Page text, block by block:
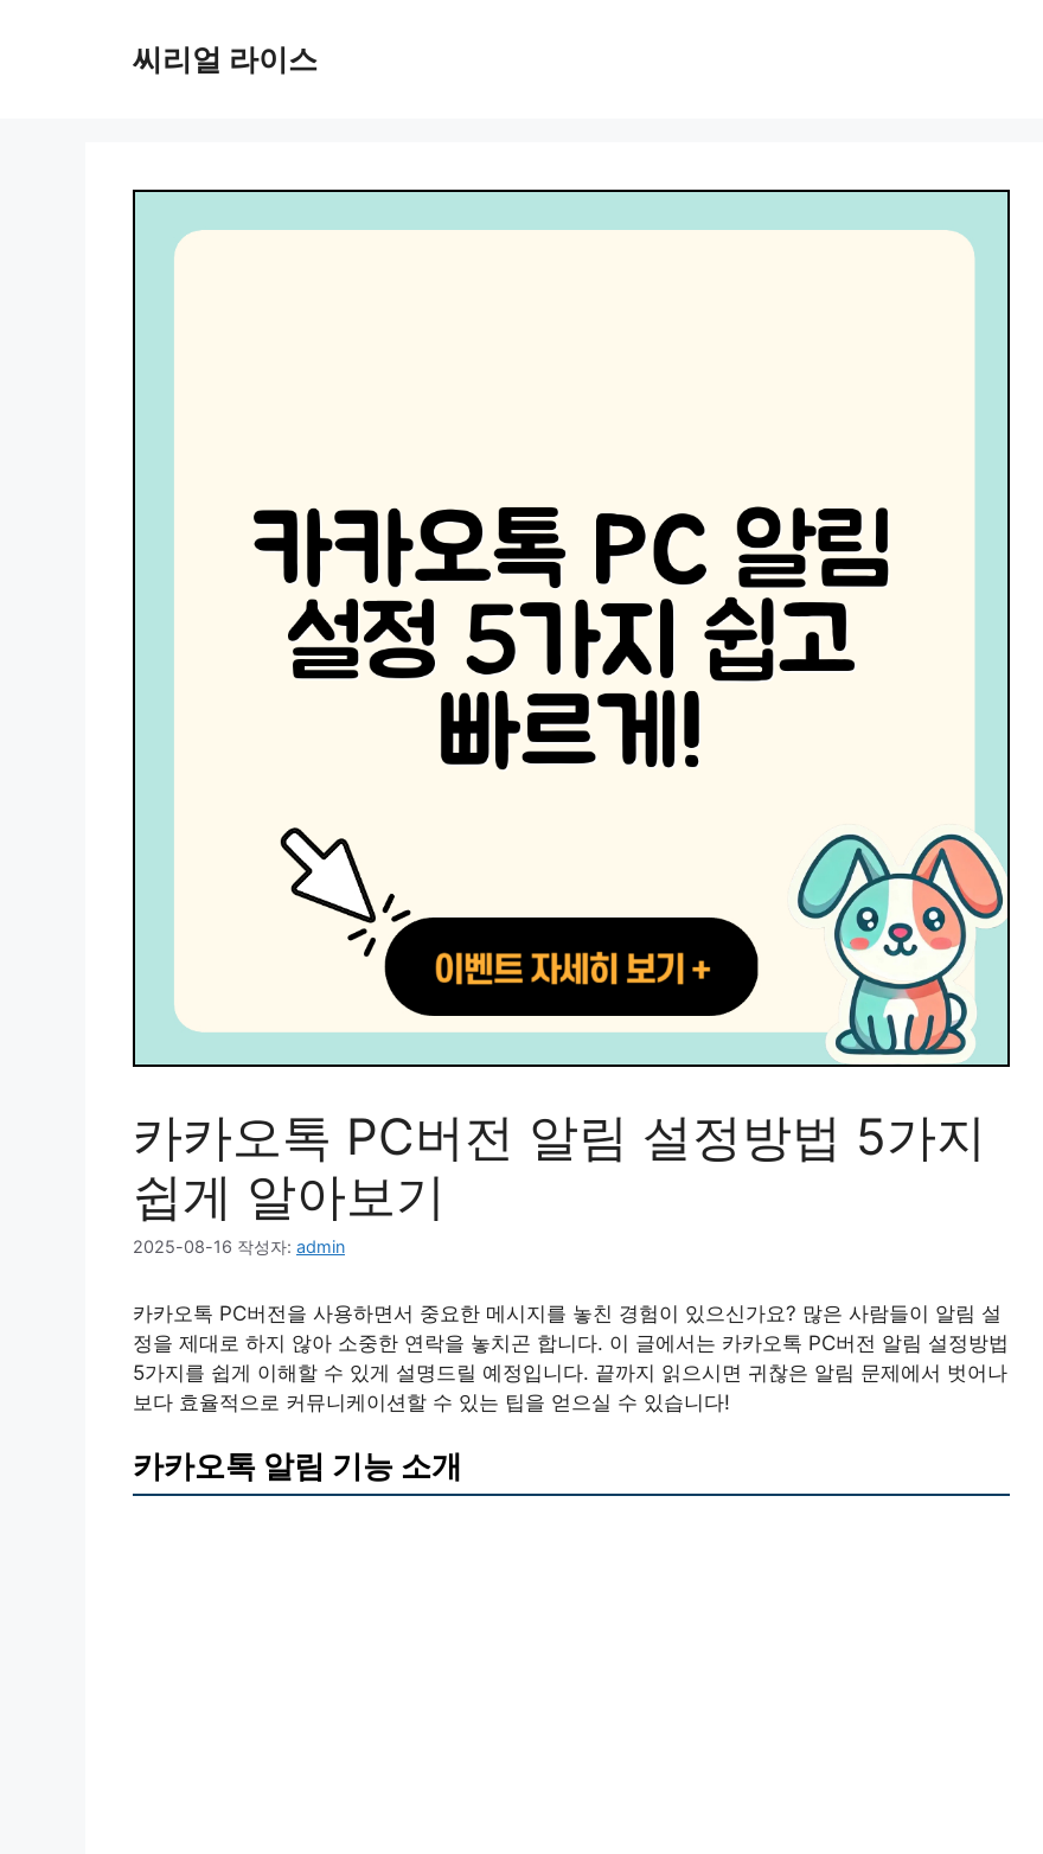
씨리얼 라이스
카카오톡 PC버전 알림 설정방법 5가지
쉽게 알아보기
2025-08-16 작성자: admin
카카오톡 PC버전을 사용하면서 중요한 메시지를 놓친 경험이 있으신가요? 많은 사람들이 알림 설
정을 제대로 하지 않아 소중한 연락을 놓치곤 합니다. 이 글에서는 카카오톡 PC버전 알림 설정방법
5가지를 쉽게 이해할 수 있게 설명드릴 예정입니다. 끝까지 읽으시면 귀찮은 알림 문제에서 벗어나
보다 효율적으로 커뮤니케이션할 수 있는 팁을 얻으실 수 있습니다!
카카오톡 알림 기능 소개